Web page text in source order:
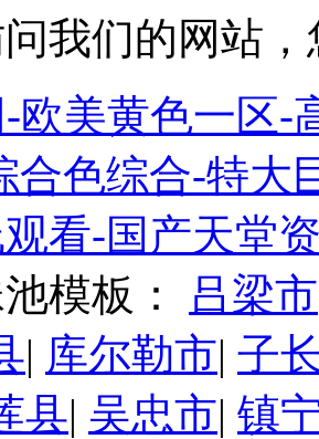
我们的网站
欧美黄色一区-
合色综合-特大
看-国产天堂
模板：
吕梁市
| 库尔勒市| 子
县| 吴忠市| 镇